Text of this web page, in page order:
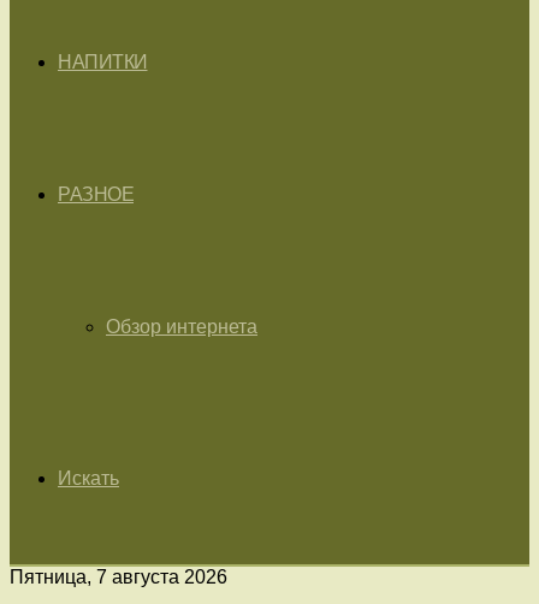
НАПИТКИ
РАЗНОЕ
Обзор интернета
Искать
Пятница, 7 августа 2026